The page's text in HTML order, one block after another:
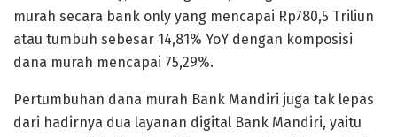
murah secara bank only yang mencapai Rp780,5 Triliun
atau tumbuh sebesar 14,81% YoY dengan komposisi
dana murah mencapai 75,29%.
Pertumbuhan dana murah Bank Mandiri juga tak lepas
dari hadirnya dua layanan digital Bank Mandiri, yaitu